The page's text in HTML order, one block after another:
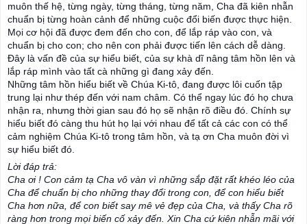
muôn thế hệ, từng ngày, từng tháng, từng năm, Cha đã kiên nhẫn
chuẩn bị từng hoàn cảnh để những cuộc đổi biến được thực hiện.
Mọi cơ hội đã được đem đến cho con, để lắp ráp vào con, và
chuẩn bị cho con; cho nên con phải được tiến lên cách dễ dàng.
Đây là vấn đề của sự hiểu biết, của sự khà dĩ nâng tâm hồn lên và
lắp ráp mình vào tất cà những gì đang xảy đến.
Những tâm hồn hiểu biết về Chúa Ki-tô, đang được lôi cuốn tập
trung lại như thép đến với nam châm. Có thể ngay lúc đó họ chưa
nhận ra, nhưng thời gian sau đó họ sẽ nhận rõ điều đó. Chính sự
hiểu biết đó càng thu hút họ lại với nhau để tất cả các con có thể
cảm nghiệm Chúa Ki-tô trong tâm hồn, và tạ ơn Cha muôn đời vì
sự hiểu biết đó.
Lời đáp trả:
Cha ơi ! Con cảm tạ Cha vô vàn vì những sắp đặt rất khéo léo của
Cha để chuẩn bị cho những thay đổi trong con, để con hiểu biết
Cha hơn nữa, để con biết say mê vẻ đẹp của Cha, và thấy Cha rõ
ràng hơn trong mọi biến cố xảy đến. Xin Cha cứ kiên nhẫn mãi với